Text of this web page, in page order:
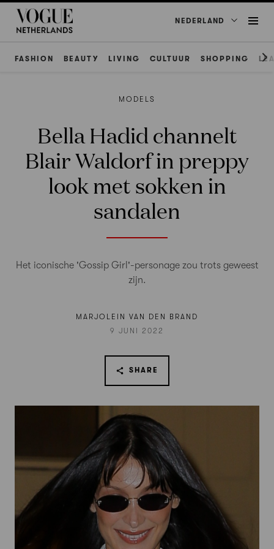
NEDERLAND
FASHION BEAUTY LIVING CULTUUR SHOPPING
MODELS
Bella Hadid channelt
Blair Waldorf in preppy
look met sokken in
sandalen
Het iconische 'Gossip Girl'-personage zou trots geweest
zijn.
MARJOLEIN VAN DEN BRAND
9 JUNI 2022
SHARE